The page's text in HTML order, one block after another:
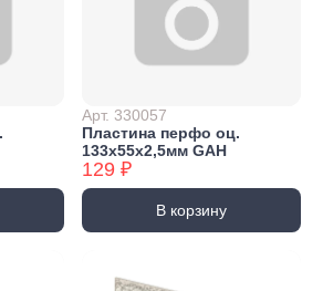
Арт. 330057
Пластина перфо оц.
133х55х2,5мм GAH
129 ₽
В корзину